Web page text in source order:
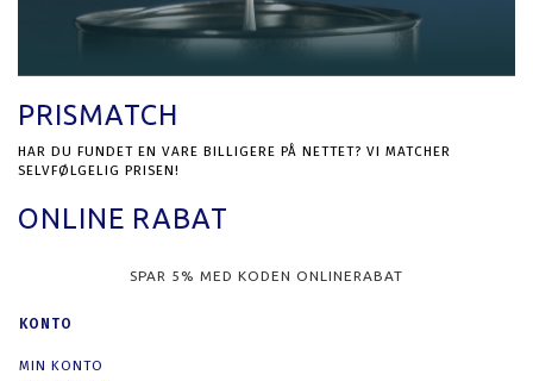
PRISMATCH
HAR DU FUNDET EN VARE BILLIGERE PÅ NETTET? VI MATCHER
SELVFØLGELIG PRISEN!
ONLINE RABAT
SPAR 5% MED KODEN ONLINERABAT
KONTO
MIN KONTO